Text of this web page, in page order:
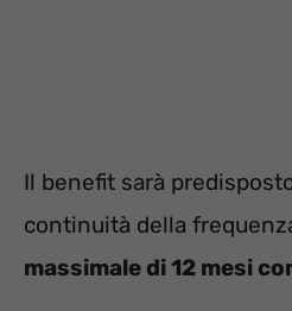
Il benefit sarà
continuità della
massimale di 12 mesi